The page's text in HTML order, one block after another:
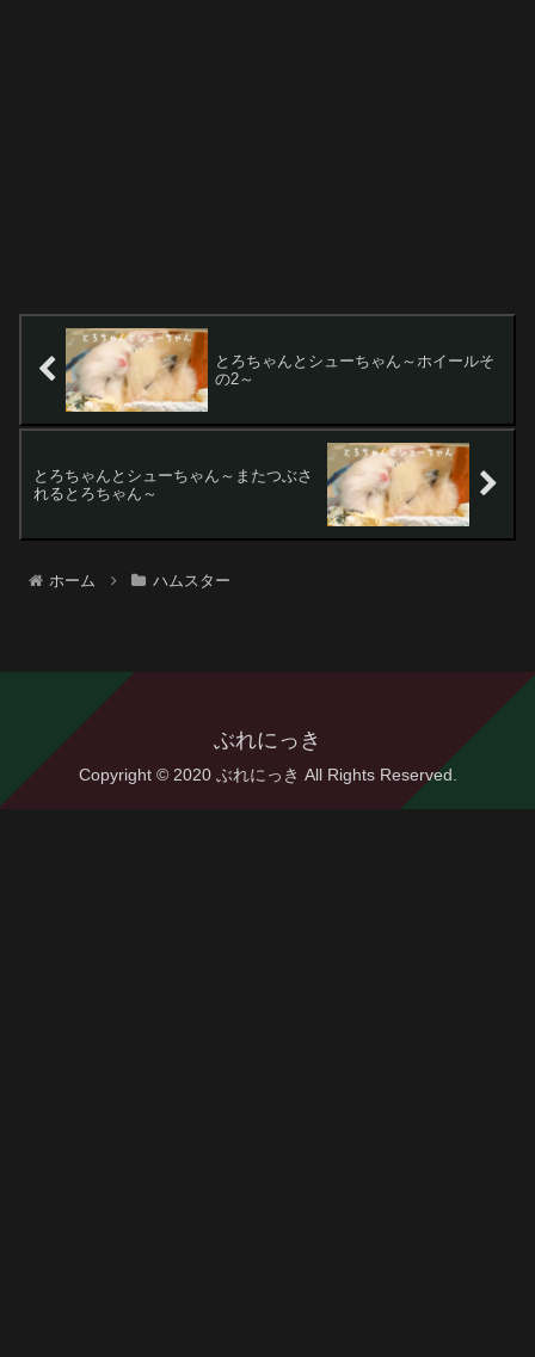
とろちゃんとシューちゃん～ホイールそ
の2～
とろちゃんとシューちゃん～またつぶさ
れるとろちゃん～
ホーム ハムスター
ぶれにっき
Copyright © 2020 ぶれにっき All Rights Reserved.